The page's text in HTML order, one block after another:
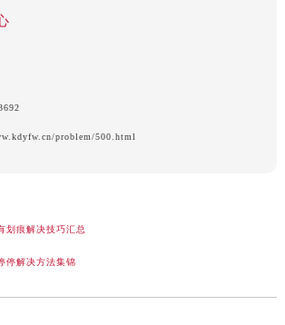
problem/500.html
划痕解决技巧汇总
停解决方法集锦